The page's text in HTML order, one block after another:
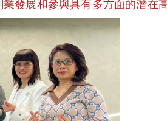
發展和參與具有多方面的潛在高